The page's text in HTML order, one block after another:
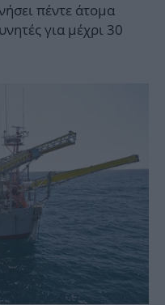
πέντε άτομα
για μέχρι 30